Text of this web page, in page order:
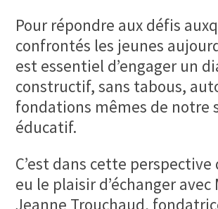
Pour répondre aux défis
confrontés les jeunes
est essentiel d’engager un
constructif, sans tabous,
fondations mêmes de notre
éducatif.
C’est dans cette perspective
eu le plaisir d’échanger avec
Jeanne Trouchaud,